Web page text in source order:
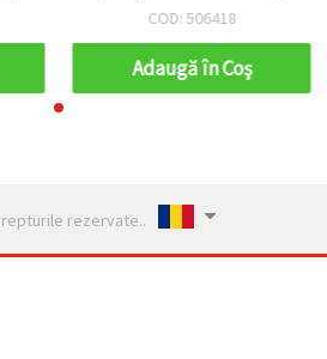
COD: 506418
Adaugă în Coş
rezervate..